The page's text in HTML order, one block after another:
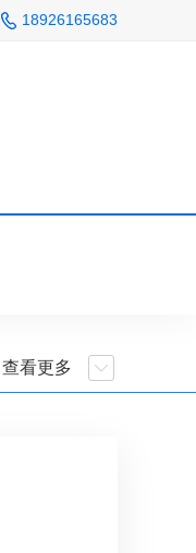
18926165683
查看更多